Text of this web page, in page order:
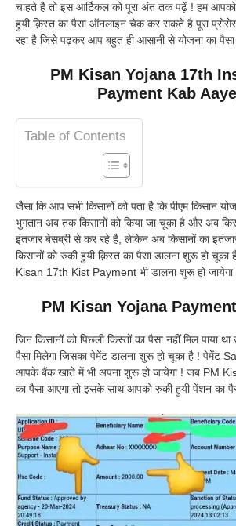
चाहते है तो इस आर्टिकल को पूरा अंत तक पढ़ें ! हम
हुयी क़िस्त का पैसा ऑनलाइन चेक कर सकते है पूरा प्रोसेस
रहा है जिसे पढ़कर आप बहुत ही आसानी से योजना का
PM Kisan Yojana 17th
Payment Kab
Table of Contents
जैसा कि आप सभी किसानों को पता है कि पीएम किसान
भुगतान अब तक किसानों को किया जा चूका है और अब
इंतजार बेसब्री से कर रहे है, लेकिन अब किसानों का
किसानों को रुकी हुयी क़िस्त का पैसा डालना शुरू हो
Kisan 17th Kist Payment भी डालना शुरू हो जायेगा
PM Kisan Yojana
जिन किसानों को पिछली किस्तों का पैसा नहीं मिल पाया
पैसा मिलेगा जिसका पेमेंट डालना शुरू हो चूका है ! पेमेंट
आपके बैंक खाते में भी अपना शुरू हो जायेगा ! जब PM
का पैसा आएगा तो इसके साथ आपको रुकी हुयी पेंशन का